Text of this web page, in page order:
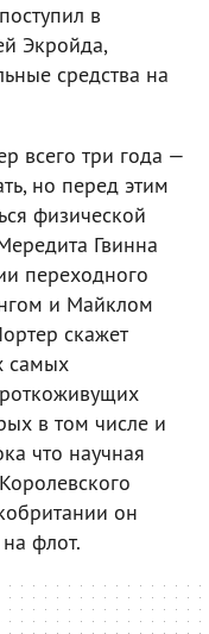
в
Экройда,
средства на
всего три года —
но перед этим
физической
Гвинна
переходного
и Майклом
скажет
самых
в том числе и
что научная
он
флот.